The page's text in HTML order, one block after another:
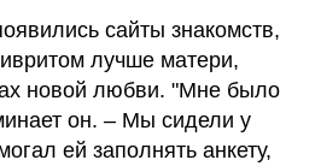
сайты знакомств,
лучше матери,
новой любви. "Мне было
он. – Мы сидели у
ей заполнять анкету,